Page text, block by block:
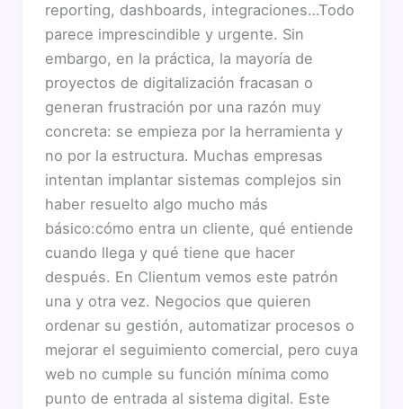
reporting, dashboards, integraciones…Todo
parece imprescindible y urgente. Sin
embargo, en la práctica, la mayoría de
proyectos de digitalización fracasan o
generan frustración por una razón muy
concreta: se empieza por la herramienta y
no por la estructura. Muchas empresas
intentan implantar sistemas complejos sin
haber resuelto algo mucho más
básico:cómo entra un cliente, qué entiende
cuando llega y qué tiene que hacer
después. En Clientum vemos este patrón
una y otra vez. Negocios que quieren
ordenar su gestión, automatizar procesos o
mejorar el seguimiento comercial, pero cuya
web no cumple su función mínima como
punto de entrada al sistema digital. Este